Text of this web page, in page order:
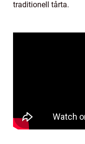
traditionell tårta.